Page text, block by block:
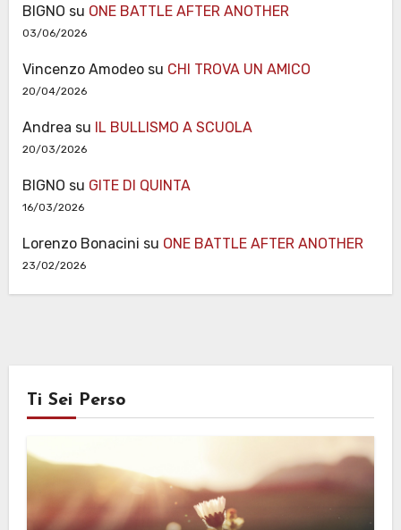
BIGNO su ONE BATTLE AFTER ANOTHER
03/06/2026
Vincenzo Amodeosu CHI TROVA UN AMICO
20/04/2026
Andrea su IL BULLISMO A SCUOLA
20/03/2026
BIGNO su GITE DI QUINTA
16/03/2026
Lorenzo Bonacini su ONE BATTLE AFTER ANOTHER
23/02/2026
Ti Sei Perso